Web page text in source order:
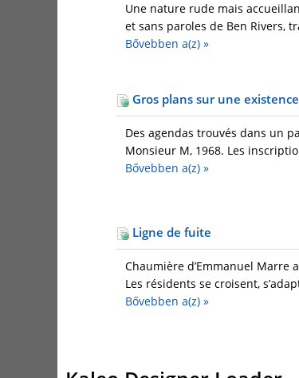
Une nature rude mais
et sans paroles de Ben Rivers,
Bővebben a(z) »
Gros plans sur une
Des agendas trouvés dans un
Monsieur M, 1968. Les
Bővebben a(z) »
Ligne de fuite
Chaumière d’Emmanuel Marre
Les résidents se croisent,
Bővebben a(z) »